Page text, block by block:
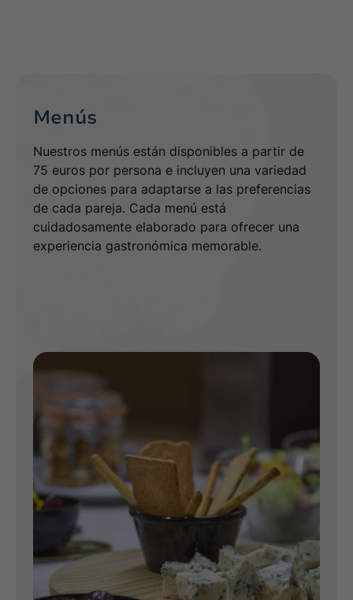
Menús
Nuestros menús están disponibles a partir de
75 euros por persona e incluyen una variedad
de opciones para adaptarse a las preferencias
de cada pareja. Cada menú está
cuidadosamente elaborado para ofrecer una
experiencia gastronómica memorable.